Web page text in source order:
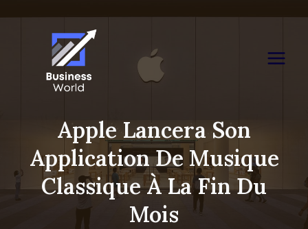
Apple Lancera Son
Application De Musique
Classique À La Fin Du
Mois